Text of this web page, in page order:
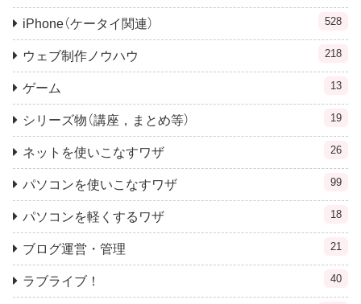
iPhone（ケータイ関連） 528
ウェブ制作ノウハウ 218
ゲーム 13
シリーズ物（講座，まとめ等） 19
ネットを使いこなすワザ 26
パソコンを使いこなすワザ 99
パソコンを軽くするワザ 18
ブログ運営・管理 21
ラブライブ！ 40